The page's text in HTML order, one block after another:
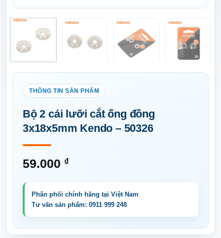
Bộ 2 cái lưỡi cắt ống đồng
3x18x5mm Kendo – 50326
59.000 ₫